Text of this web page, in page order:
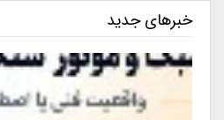
خبرهای جدید